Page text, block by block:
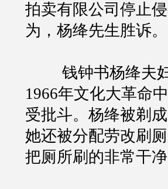
拍卖有限公司停止
为，杨绛先生胜诉。
钱钟书杨绛夫
1966年文化大革命
受批斗。杨绛被剃
她还被分配劳改刷
把厕所刷的非常干净